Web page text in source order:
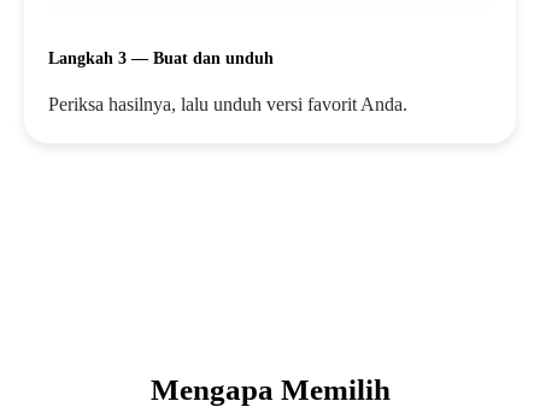
Langkah 3 — Buat dan unduh
Periksa hasilnya, lalu unduh versi favorit Anda.
Mengapa Memilih